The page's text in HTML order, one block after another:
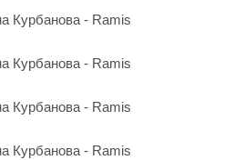
Курбанова - Ramis
Курбанова - Ramis
Курбанова - Ramis
Курбанова - Ramis